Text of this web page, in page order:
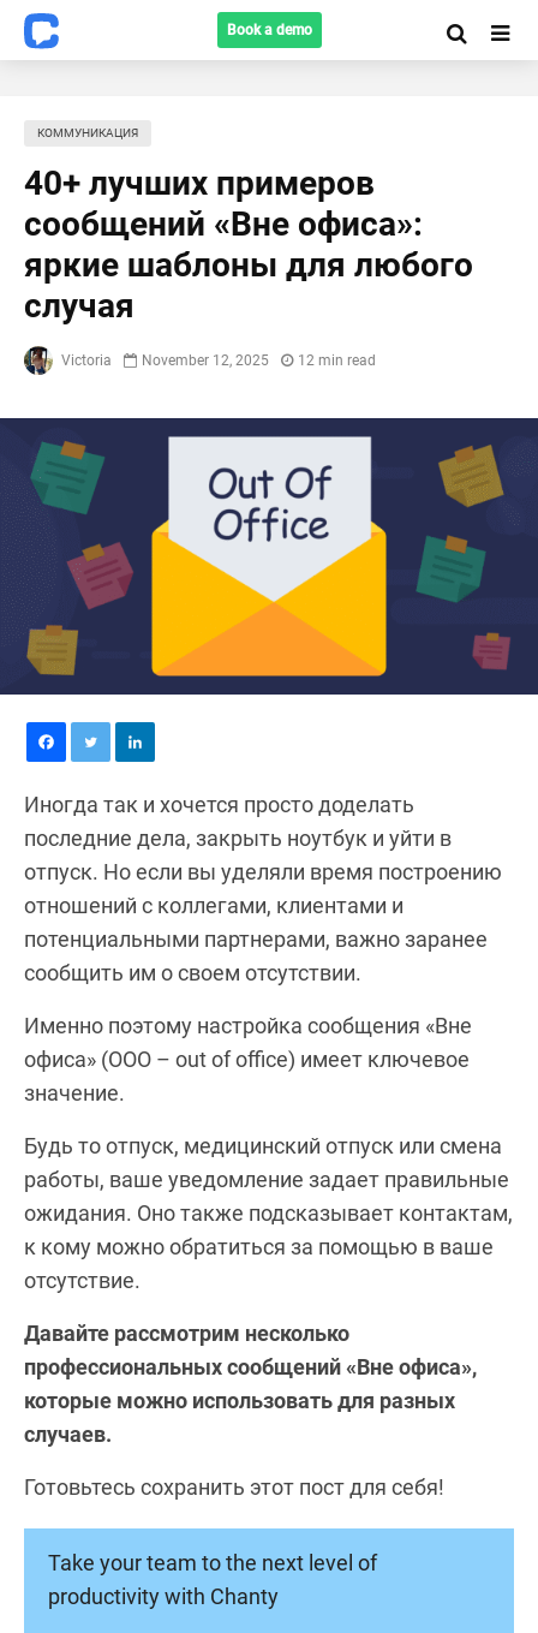
Book a demo
КОММУНИКАЦИЯ
40+ лучших примеров
сообщений «Вне офиса»:
яркие шаблоны для любого
случая
Victoria November 12, 2025 12 min read
Иногда так и хочется просто доделать
последние дела, закрыть ноутбук и уйти в
отпуск. Но если вы уделяли время построению
отношений с коллегами, клиентами и
потенциальными партнерами, важно заранее
сообщить им о своем отсутствии.
Именно поэтому настройка сообщения «Вне
офиса» (OOO – out of office) имеет ключевое
значение.
Будь то отпуск, медицинский отпуск или смена
работы, ваше уведомление задает правильные
ожидания. Оно также подсказывает контактам,
к кому можно обратиться за помощью в ваше
отсутствие.
Давайте рассмотрим несколько
профессиональных сообщений «Вне офиса»,
которые можно использовать для разных
случаев.
Готовьтесь сохранить этот пост для себя!
Take your team to the next level of
productivity with Chanty